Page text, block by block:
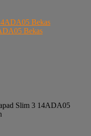
Bekas
Slim 3 14ADA05